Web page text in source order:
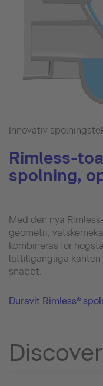
Innovativ
Rimless-
spolning,
Med den nya
geometri,
kombineras för
lättillgängliga kanten
snabbt.
Duravit Rimless®